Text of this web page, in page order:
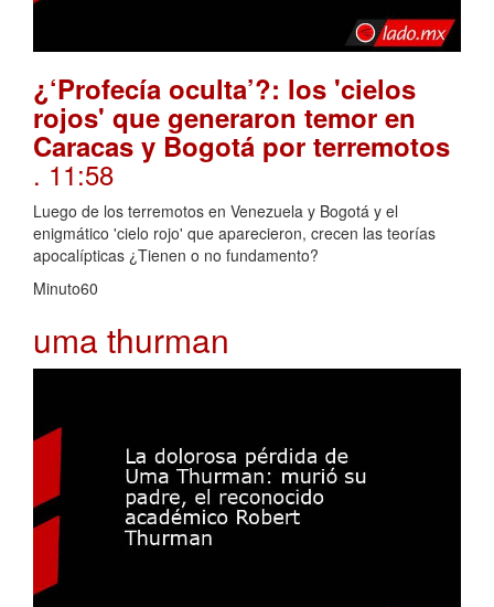
¿‘Profecía oculta’?: los 'cielos
rojos' que generaron temor en
Caracas y Bogotá por terremotos
. 11:58
Luego de los terremotos en Venezuela y Bogotá y el
enigmático 'cielo rojo' que aparecieron, crecen las teorías
apocalípticas ¿Tienen o no fundamento?
Minuto60
uma thurman